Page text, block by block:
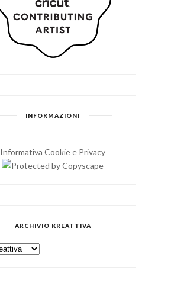
INFORMAZIONI
Informativa Cookie e Privacy
ARCHIVIO KREATTIVA